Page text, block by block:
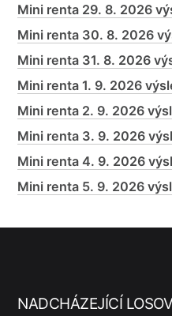
Mini renta 29. 8. 2026
Mini renta 30. 8. 2026
Mini renta 31. 8. 2026
Mini renta 1. 9. 2026
Mini renta 2. 9. 2026
Mini renta 3. 9. 2026
Mini renta 4. 9. 2026
Mini renta 5. 9. 2026
NADCHÁZEJÍCÍ